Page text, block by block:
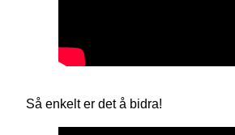
Så enkelt er det å bidra!